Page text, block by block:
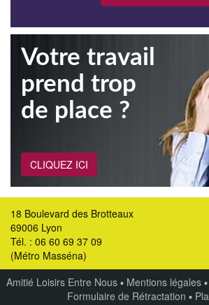
Votre travail
prend trop
de place ?
CLIQUEZ ICI
18 Boulevard des Brotteaux
69006 Lyon
Tél. : 06 60 69 37 09
(Métro Masséna)
Amitié Loisirs Entre Nous▪ Mentions légales▪
Formulaire de Rétractation ▪